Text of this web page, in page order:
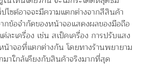
ไซต์อาจจะมีความแตกต่างจากสีสินค้า
กข้อจำกัดของหน้าจอแสดงผลของมือถือ
ละเครื่อง เช่น สเป็คเครื่อง การปรับแสง
น้าจอที่แตกต่างกัน โดยทางร้านพยายาม
าใกล้เคียงกับสินค้าจริงมากที่สุด